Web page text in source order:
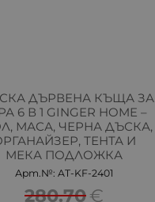
ДЪРВЕНА КЪЩА ЗА
6 В 1 GINGER HOME –
МАСА, ЧЕРНА ДЪСКА,
ТЕНТА И
МЕКА ПОДЛОЖКА
Арт.№: AT-KF-2401
280.70€